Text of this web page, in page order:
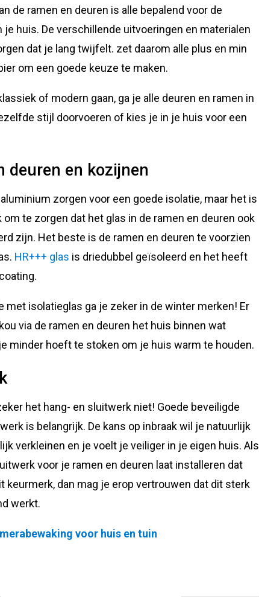
de ramen en deuren is alle bepalend voor de
je huis. De verschillende uitvoeringen en materialen
dat je lang twijfelt. zet daarom alle plus en min
om een goede keuze te maken.
of modern gaan, ga je alle deuren en ramen in
stijl doorvoeren of kies je in je huis voor een
deuren en kozijnen
zorgen voor een goede isolatie, maar het is
om te zorgen dat het glas in de ramen en deuren ook
zijn. Het beste is de ramen en deuren te voorzien
HR+++ glas is driedubbel geïsoleerd en het heeft
met isolatieglas ga je zeker in de winter merken! Er
via de ramen en deuren het huis binnen wat
minder hoeft te stoken om je huis warm te houden.
het hang- en sluitwerk niet! Goede beveiligde
is belangrijk. De kans op inbraak wil je natuurlijk
verkleinen en je voelt je veiliger in je eigen huis. Als
voor je ramen en deuren laat installeren dat
keurmerk, dan mag je erop vertrouwen dat dit sterk
werkt.
voor huis en tuin